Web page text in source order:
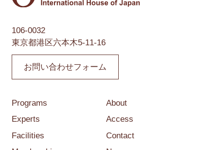
106-0032
東京都港区六本木5-11-16
お問い合わせフォーム
Programs
Experts
Facilities
About
Access
Contact